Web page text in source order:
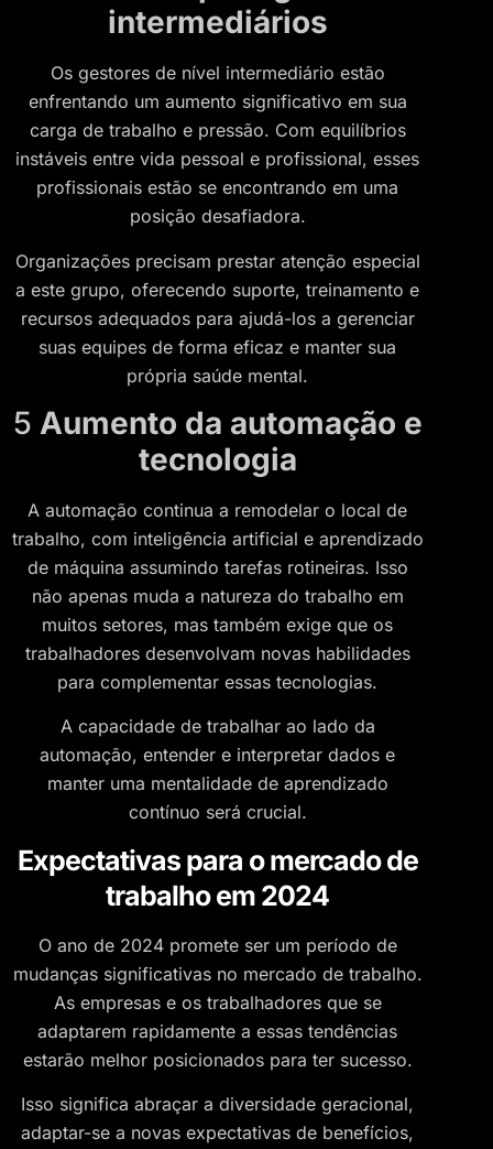
intermediários
Os gestores de nível intermediário estão
enfrentando um aumento significativo em sua
carga de trabalho e pressão. Com equilíbrios
instáveis entre vida pessoal e profissional, esses
profissionais estão se encontrando em uma
posição desafiadora.
Organizações precisam prestar atenção especial
a este grupo, oferecendo suporte, treinamento e
recursos adequados para ajudá-los a gerenciar
suas equipes de forma eficaz e manter sua
própria saúde mental.
5 Aumento da automação e
tecnologia
A automação continua a remodelar o local de
trabalho, com inteligência artificial e aprendizado
de máquina assumindo tarefas rotineiras. Isso
não apenas muda a natureza do trabalho em
muitos setores, mas também exige que os
trabalhadores desenvolvam novas habilidades
para complementar essas tecnologias.
A capacidade de trabalhar ao lado da
automação, entender e interpretar dados e
manter uma mentalidade de aprendizado
contínuo será crucial.
Expectativas para o mercado de
trabalho em 2024
O ano de 2024 promete ser um período de
mudanças significativas no mercado de trabalho.
As empresas e os trabalhadores que se
adaptarem rapidamente a essas tendências
estarão melhor posicionados para ter sucesso.
Isso significa abraçar a diversidade geracional,
adaptar-se a novas expectativas de benefícios,